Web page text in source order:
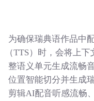
为确保瑞典语作品中
（TTS）时，会将上
整语义单元生成流畅
位置智能切分并生成
剪辑AI配音听感流畅